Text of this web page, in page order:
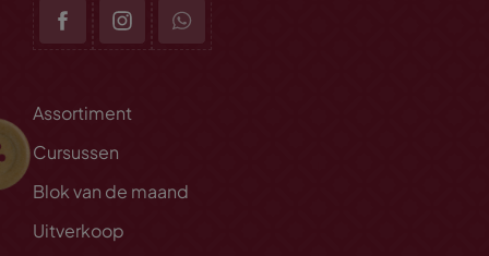
Assortiment
Cursussen
Blok van de maand
Uitverkoop